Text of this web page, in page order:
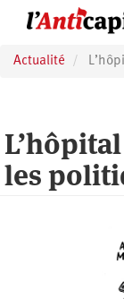
principal
Actualité
les